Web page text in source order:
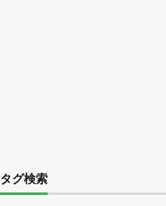
タグ検索